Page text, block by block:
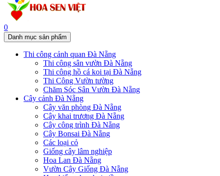
0
Danh mục sản phẩm
Thi công cảnh quan Đà Nẵng
Thi công sân vườn Đà Nẵng
Thi công hồ cá koi tại Đà Nẵng
Thi Công Vườn tường
Chăm Sóc Sân Vườn Đà Nẵng
Cây cảnh Đà Nẵng
Cây văn phòng Đà Nẵng
Cây khai trương Đà Nẵng
Cây công trình Đà Nẵng
Cây Bonsai Đà Nẵng
Các loại cỏ
Giống cây lâm nghiệp
Hoa Lan Đà Nẵng
Vườn Cây Giống Đà Nẵng